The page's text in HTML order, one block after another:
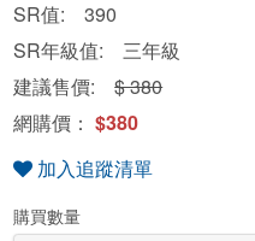
SR值: 390
SR年級值: 三年級
建議售價:$ 380
網購價：$380
加入追蹤清單
購買數量